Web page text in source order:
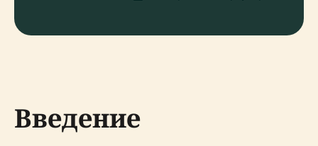
Введение